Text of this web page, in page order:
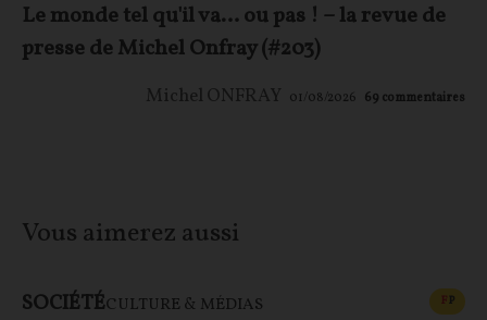
Le monde tel qu'il va… ou pas ! – la revue de
presse de Michel Onfray (#203)
Michel ONFRAY 01/08/2026 69 commentaires
Vous aimerez aussi
SOCIÉTÉCULTURE & MÉDIAS FP